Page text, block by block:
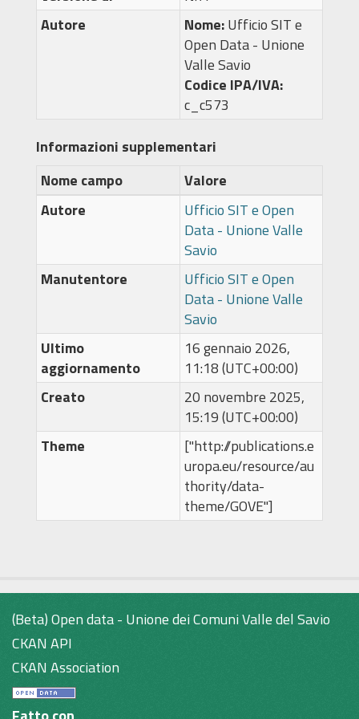
Autore
Nome:Ufficio SIT e
Open Data - Unione
Valle Savio
Codice IPA/IVA:
c_c573
Informazioni supplementari
Nome campo
Valore
Autore
Ufficio SIT e Open
Data - Unione Valle
Savio
Manutentore
Ufficio SIT e Open
Data - Unione Valle
Savio
Ultimo
aggiornamento
16 gennaio 2026,
11:18 (UTC+00:00)
Creato
20 novembre 2025,
15:19 (UTC+00:00)
Theme
["http://publications.e
uropa.eu/resource/au
thority/data-
theme/GOVE"]
(Beta) Open data - Unione dei Comuni Valle del Savio
CKAN API
CKAN Association